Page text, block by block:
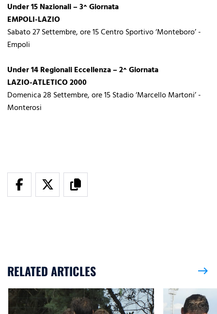
Under 15 Nazionali – 3^ Giornata
EMPOLI-LAZIO
Sabato 27 Settembre, ore 15 Centro Sportivo ‘Monteboro’ -
Empoli
Under 14 Regionali Eccellenza – 2^ Giornata
LAZIO-ATLETICO 2000
Domenica 28 Settembre, ore 15 Stadio ‘Marcello Martoni’ -
Monterosi
RELATED ARTICLES east